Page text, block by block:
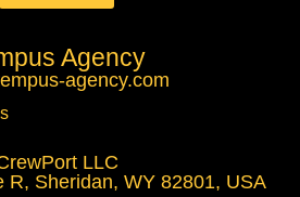
Agency
agency.com
LLC
R, Sheridan, WY 82801, USA